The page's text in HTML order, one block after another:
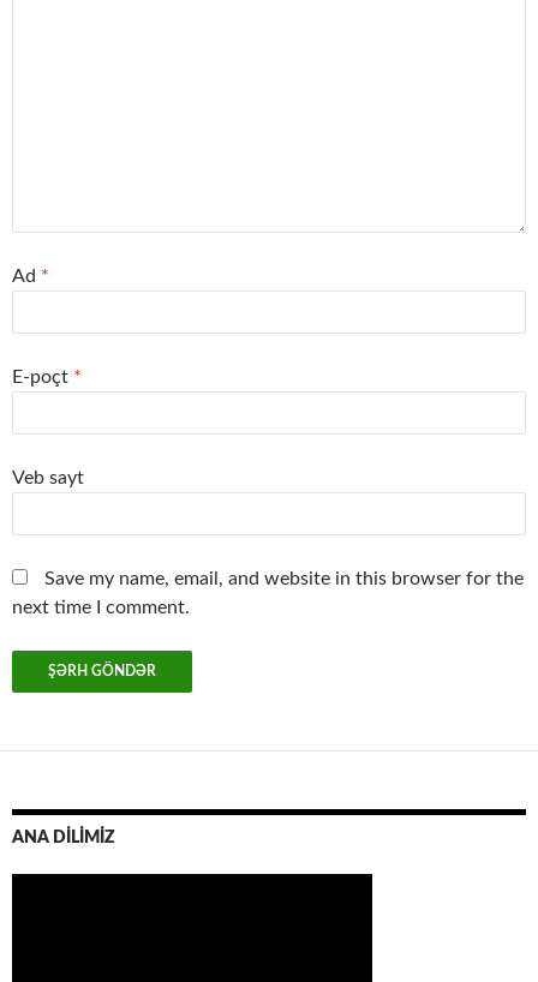
Ad *
E-poçt *
Veb sayt
Save my name, email, and website in this browser for the
next time I comment.
ANA DİLİMİZ